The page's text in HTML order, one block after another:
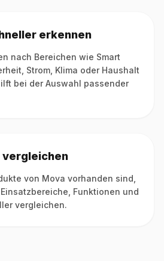
erkennen
nach Bereichen wie Smart
Strom, Klima oder Haushalt
bei der Auswahl passender
vergleichen
von Mova vorhanden sind,
Funktionen und
vergleichen.